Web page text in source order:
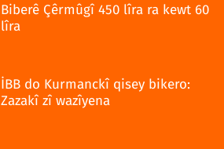
Biberê Çêrmûgî 450 lîra ra kewt 60
lîra
İBB do Kurmanckî qisey bikero:
Zazakî zî wazîyena